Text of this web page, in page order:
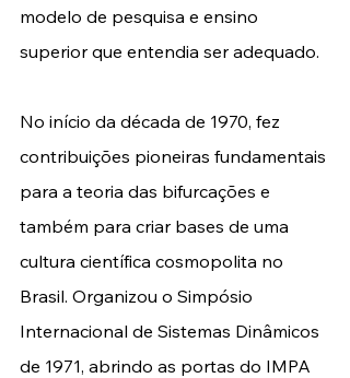
modelo de pesquisa e ensino
superior que entendia ser adequado.
No início da década de 1970, fez
contribuições pioneiras fundamentais
para a teoria das bifurcações e
também para criar bases de uma
cultura científica cosmopolita no
Brasil. Organizou o Simpósio
Internacional de Sistemas Dinâmicos
de 1971, abrindo as portas do IMPA